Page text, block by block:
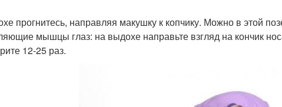
прогнитесь, направляя макушку к копчику. Можно в этой
мышцы глаз: на выдохе направьте взгляд на кончик
12-25 раз.